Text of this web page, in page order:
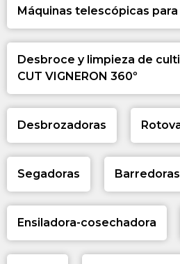
Máquinas telescópicas
Desbroce y limpieza de
CUT VIGNERON 360º
Desbrozadoras
Segadoras Barredoras
Ensiladora-cosechadora